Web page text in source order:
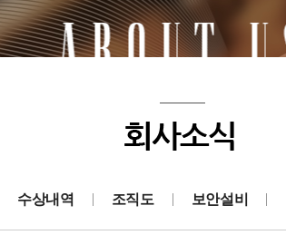
수상내역 조직도 보안설비